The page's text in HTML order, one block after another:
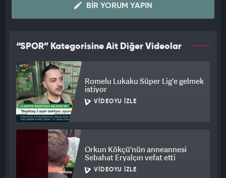
BIR YORUM YAPIN
“SPOR” Kategorisine Ait Diğer Videolar
Romelu Lukaku Süper Lig'e gelmek
istiyor
VIDEOYU İZLE
Orkun Kökçü'nün anneannesi
Sebahat Eryalçın vefat etti
VIDEOYU İZLE